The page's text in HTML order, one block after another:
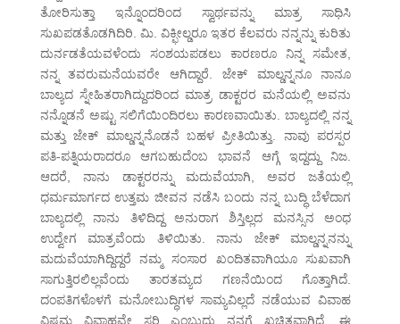
ತೋರಿಸುತ್ತಾ ಇನ್ನೊಂದರಿಂದ ಸ್ವಾರ್ಥವನ್ನು ಮಾತ್ರ ಸಾಧಿಸಿ
ಸುಖಪಡತೊಡಗಿದಿರಿ. ಮಿ. ವಿಕ್ಫೀಲ್ಡರೂ ಇತರ ಕೆಲವರು ನನ್ನನ್ನು ಕುರಿತು
ದುರ್ನಡತೆಯವಳೆಂದು ಸಂಶಯಪಡಲು ಕಾರಣರೂ ನಿನ್ನ ಸಮೇತ,
ನನ್ನ ತವರುಮನೆಯವರೇ ಆಗಿದ್ದಾರೆ. ಜೇಕ್ ಮಾಲ್ಡನ್ನನೂ ನಾನೂ
ಬಾಲ್ಯದ ಸ್ನೇಹಿತರಾಗಿದ್ದುದರಿಂದ ಮಾತ್ರ ಡಾಕ್ಟರರ ಮನೆಯಲ್ಲಿ ಅವನು
ನನ್ನೊಡನೆ ಅಷ್ಟು ಸಲಿಗೆಯಿಂದಿರಲು ಕಾರಣವಾಯಿತು. ಬಾಲ್ಯದಲ್ಲಿ ನನ್ನ
ಮತ್ತು ಜೇಕ್ ಮಾಲ್ಡನ್ನನೊಡನೆ ಬಹಳ ಪ್ರೀತಿಯಿತ್ತು. ನಾವು ಪರಸ್ಪರ
ಪತಿ-ಪತ್ನಿಯರಾದರೂ ಆಗಬಹುದೆಂಬ ಭಾವನೆ ಆಗ್ಗೆ ಇದ್ದದ್ದು ನಿಜ.
ಆದರೆ, ನಾನು ಡಾಕ್ಟರರನ್ನು ಮದುವೆಯಾಗಿ, ಅವರ ಜತೆಯಲ್ಲಿ
ಧರ್ಮಮಾರ್ಗದ ಉತ್ತಮ ಜೀವನ ನಡೆಸಿ ಬಂದು ನನ್ನ ಬುದ್ಧಿ ಬೆಳೆದಾಗ
ಬಾಲ್ಯದಲ್ಲಿ ನಾನು ತಿಳಿದಿದ್ದ ಅನುರಾಗ ಶಿಸ್ತಿಲ್ಲದ ಮನಸ್ಸಿನ ಅಂಧ
ಉದ್ವೇಗ ಮಾತ್ರವೆಂದು ತಿಳಿಯಿತು. ನಾನು ಜೇಕ್ ಮಾಲ್ಡನ್ನನನ್ನು
ಮದುವೆಯಾಗಿದ್ದಿದ್ದರೆ ನಮ್ಮ ಸಂಸಾರ ಖಂದಿತವಾಗಿಯೂ ಸುಖವಾಗಿ
ಸಾಗುತ್ತಿರಲಿಲ್ಲವೆಂದು ತಾರತಮ್ಯದ ಗಣನೆಯಿಂದ ಗೊತ್ತಾಗಿದೆ.
ದಂಪತಿಗಳೊಳಗೆ ಮನೋಬುದ್ಧಿಗಳ ಸಾಮ್ಯವಿಲ್ಲದೆ ನಡೆಯುವ ವಿವಾಹ
ವಿಷಮ ವಿವಾಹವೇ ಸರಿ ಎಂಬುದು ನನಗೆ ಖಚಿತವಾಗಿದೆ. ಈ